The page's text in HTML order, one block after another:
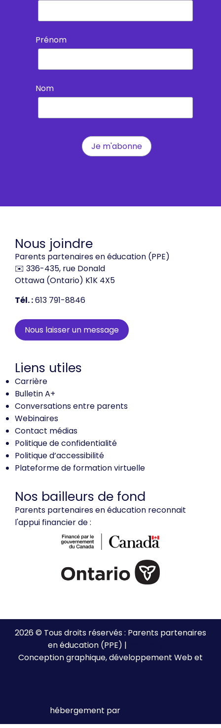
Prénom
Nom
Nous joindre
Parents partenaires en éducation (PPE)
✉️ 336-435, rue Donald
Ottawa (Ontario) K1K 4X5
Tél. :613 791-8846
Nous laisser un message
Liens utiles
Carrière
Bulletin A+
Conversations entre parents
Webinaires
Contact médias
Politique de confidentialité
Politique d’accessibilité
Plateforme de formation virtuelle
Nos bailleurs de fond
Parents partenaires en éducation reconnait
l'appui financier de :
2026 © Tous droits réservés : Parents partenaires
en éducation (PPE) |
Conception graphique, développement Web et
hébergement par